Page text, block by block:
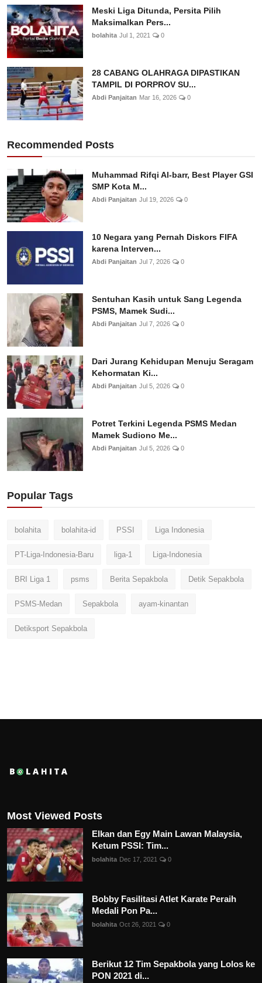
Meski Liga Ditunda, Persita Pilih
Maksimalkan Pers...
bolahita Jul 1, 2021 0
28 CABANG OLAHRAGA DIPASTIKAN
TAMPIL DI PORPROV SU...
Abdi Panjaitan Mar 16, 2026 0
Recommended Posts
Muhammad Rifqi Al-barr, Best Player GSI
SMP Kota M...
Abdi Panjaitan Jul 19, 2026 0
10 Negara yang Pernah Diskors FIFA
karena Interven...
Abdi Panjaitan Jul 7, 2026 0
Sentuhan Kasih untuk Sang Legenda
PSMS, Mamek Sudi...
Abdi Panjaitan Jul 7, 2026 0
Dari Jurang Kehidupan Menuju Seragam
Kehormatan Ki...
Abdi Panjaitan Jul 5, 2026 0
Potret Terkini Legenda PSMS Medan
Mamek Sudiono Me...
Abdi Panjaitan Jul 5, 2026 0
Popular Tags
bolahita bolahita-id PSSI Liga Indonesia
PT-Liga-Indonesia-Baru liga-1 Liga-Indonesia
BRI Liga 1 psms Berita Sepakbola Detik Sepakbola
PSMS-Medan Sepakbola ayam-kinantan
Detiksport Sepakbola
Most Viewed Posts
Elkan dan Egy Main Lawan Malaysia,
Ketum PSSI: Tim...
bolahita Dec 17, 2021 0
Bobby Fasilitasi Atlet Karate Peraih
Medali Pon Pa...
bolahita Oct 26, 2021 0
Berikut 12 Tim Sepakbola yang Lolos ke
PON 2021 di...